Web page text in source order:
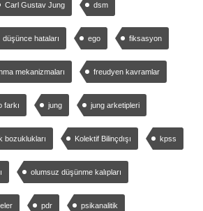
Carl Gustav Jung dsm
düşünce hataları ego fiksasyon
mekanizmaları freudyen kavramlar
farkı jung jung arketipleri
bozuklukları Kolektif Bilinçdışı kpss
olumsuz düşünme kalıpları
pdr psikanalitik